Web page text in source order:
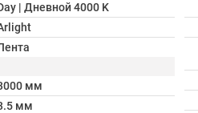
| Дневной 4000 K
мм
мм